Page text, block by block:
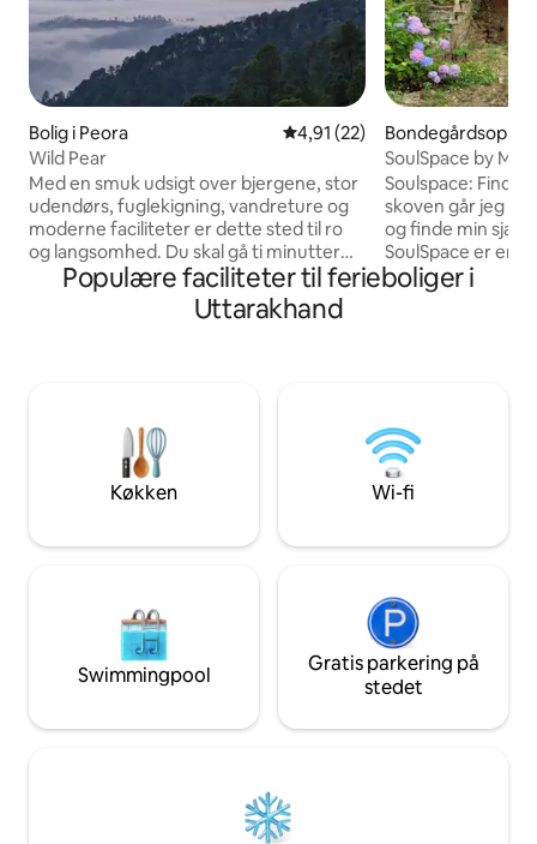
Bolig i Peora 4,91 ud af 5 i gennemsnitlig
4,91 (22)
Wild Pear
Med en smuk udsigt over bjergene, stor
udendørs, fuglekigning, vandreture og
moderne faciliteter er dette sted til ro
og langsomhed. Du skal gå ti minutter
for at komme hertil. Der er en stigning
tilbage. Læs af store karnapper,
hyggeligt oppe ved bukharierne, lav mad
vandretur, du skal være mildt
eventyrlysten og i god form for at
komme hertil. Butikkerne ligger to
minutters kørsel eller 15 minutters gang
SoulSpace by
atelier
Soulspace: Find din
skoven går jeg
og finde min sjæl." – John
SoulSpace er en
83 kvm, der er
bæredygtige
naturen omkring
SoulSpace, et
forynge din krop,
at være tæt på
Populære faciliteter til ferieboliger i
Uttarakhand
Køkken Wi-fi
Swimmingpool
Gratis parkering på
stedet